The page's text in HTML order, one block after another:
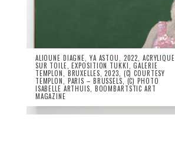
ALIOUNE DIAGNE, YA ASTOU, 2022, ACRYLIQUE
SUR TOILE, EXPOSITION TUKKI, GALERIE
TEMPLON, BRUXELLES, 2023, (C) COURTESY
TEMPLON, PARIS – BRUSSELS, (C) PHOTO
ISABELLE ARTHUIS, BOOMBARTSTIC ART
MAGAZINE